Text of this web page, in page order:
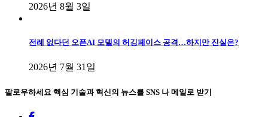
2026년 8월 3일
전례 없다던 오픈AI 모델의 허깅페이스 공격…하지만 진실은?
2026년 7월 31일
팔로우하세요 핵심 기술과 혁신의 뉴스를 SNS 나 메일로 받기